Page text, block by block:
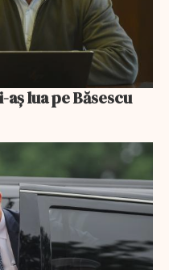
aș lua pe Băsescu